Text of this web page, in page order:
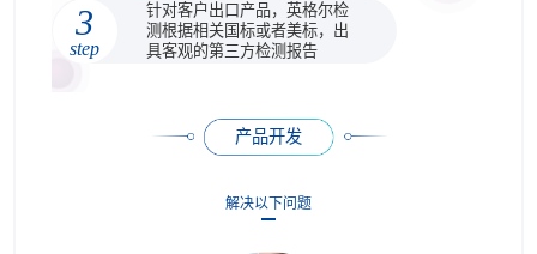
3
step
针对客户出口产品，英格尔检
测根据相关国标或者美标，出
具客观的第三方检测报告
产品开发
解决以下问题